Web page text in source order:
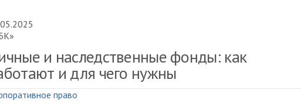
и наследственные фонды: как
и для чего нужны
право